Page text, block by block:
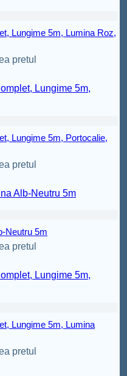
Lungime 5m, Lumina Roz,
pretul
Lungime 5m, Portocalie,
pretul
Neutru 5m
pretul
Lungime 5m, Lumina
pretul